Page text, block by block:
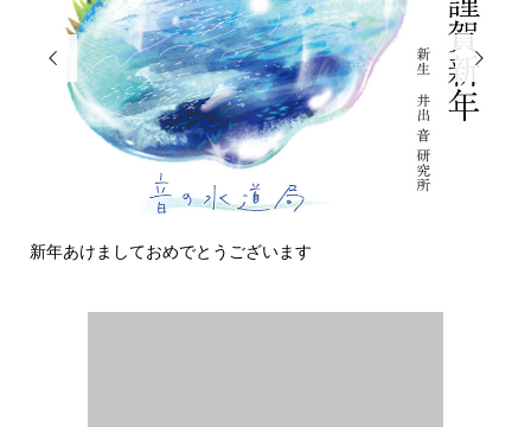

新年あけましておめでとうございます
